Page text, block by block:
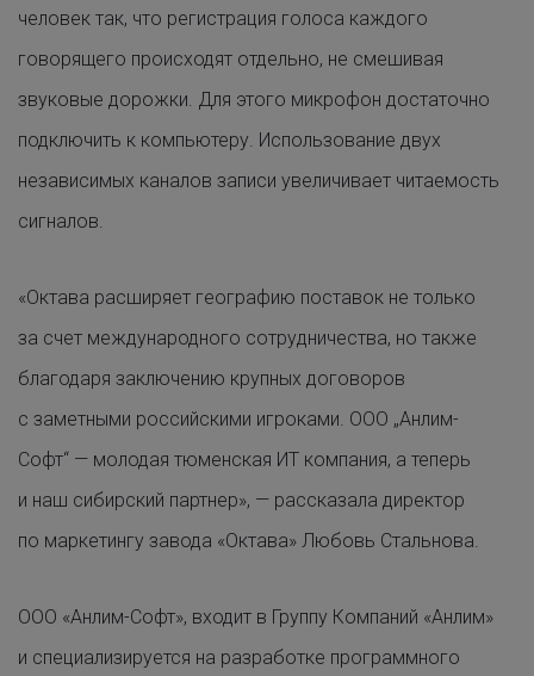
человек так, что регистрация голоса каждого
говорящего происходят отдельно, не смешивая
звуковые дорожки. Для этого микрофон достаточно
подключить к компьютеру. Использование двух
независимых каналов записи увеличивает читаемость
сигналов.
«Октава расширяет географию поставок не только
за счет международного сотрудничества, но также
благодаря заключению крупных договоров
с заметными российскими игроками. ООО „Анлим-
Софт“ — молодая тюменская ИТ компания, а теперь
и наш сибирский партнер», — рассказала директор
по маркетингу завода «Октава» Любовь Стальнова.
ООО «Анлим-Софт», входит в Группу Компаний «Анлим»
и специализируется на разработке программного